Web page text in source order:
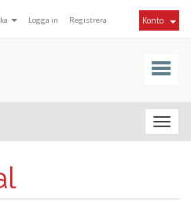
Logga in Registrera Konto